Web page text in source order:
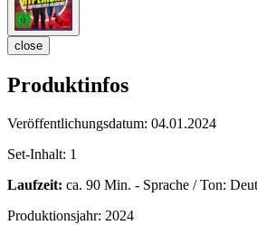
close
Produktinfos
Veröffentlichungsdatum: 04.01.2024
Set-Inhalt: 1
Laufzeit: ca. 90 Min. - Sprache / Ton:
Produktionsjahr: 2024